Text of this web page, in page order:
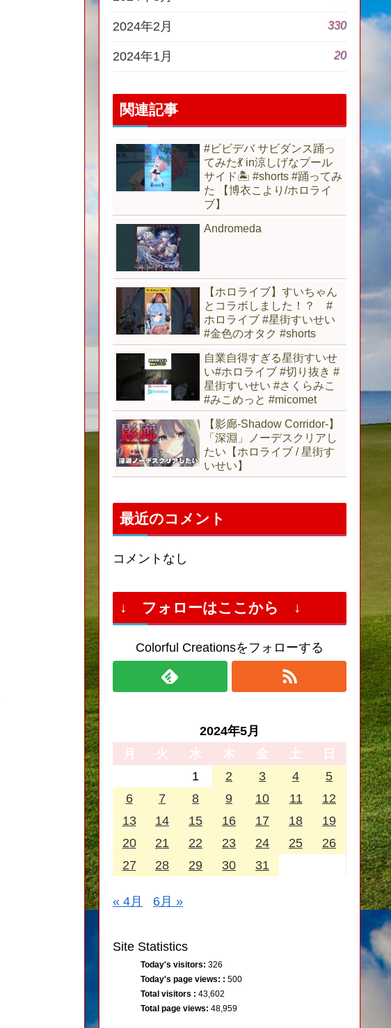
2024年2月 330
2024年1月 20
関連記事
#ビビデバ サビダンス踊っ
てみた💃 in涼しげなプール
サイド🏝 #shorts #踊ってみ
た 【博衣こより/ホロライ
ブ】
Andromeda
【ホロライブ】すいちゃん
とコラボしました！？ #
ホロライブ #星街すいせい
#金色のオタク #shorts
自業自得すぎる星街すいせ
い#ホロライブ #切り抜き #
星街すいせい #さくらみこ
#みこめっと #micomet
【影廊-Shadow Corridor-】
「深淵」ノーデスクリアし
たい【ホロライブ / 星街す
いせい】
最近のコメント
コメントなし
↓ フォローはここから ↓
Colorful Creationsをフォローする
2024年5月
月
火 水 木 金 土
日
1
2 3 4
5
6
7 8 9 10 11
12
13
14 15 16 17 18
19
20
21 22 23 24 25
26
27
28 29 30 31
« 4月 6月 »
Site Statistics
Today's visitors: 326
Today's page views: : 500
Total visitors : 43,602
Total page views: 48,959